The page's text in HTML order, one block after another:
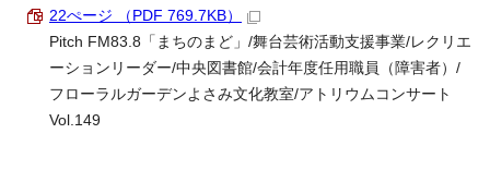
22ぺージ （PDF 769.7KB）
Pitch FM83.8「まちのまど」/舞台芸術活動支援事業/レクリエ
ーションリーダー/中央図書館/会計年度任用職員（障害者）/
フローラルガーデンよさみ文化教室/アトリウムコンサート
Vol.149